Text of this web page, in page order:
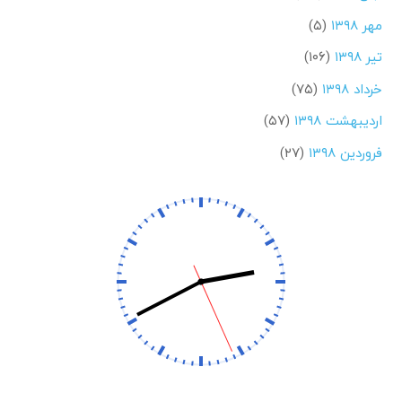
مهر ۱۳۹۸
(۵)
تیر ۱۳۹۸
(۱۰۶)
خرداد ۱۳۹۸
(۷۵)
اردیبهشت ۱۳۹۸
(۵۷)
فروردین ۱۳۹۸
(۲۷)